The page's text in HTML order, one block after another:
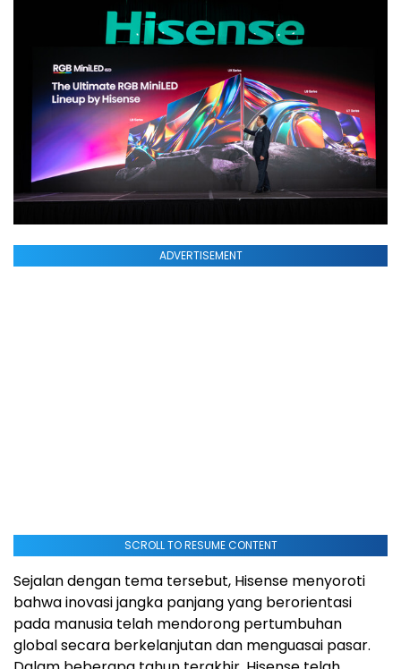
ADVERTISEMENT
SCROLL TO RESUME CONTENT
Sejalan dengan tema tersebut, Hisense menyoroti
bahwa inovasi jangka panjang yang berorientasi
pada manusia telah mendorong pertumbuhan
global secara berkelanjutan dan menguasai pasar.